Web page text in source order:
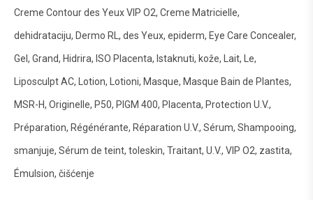
Creme Contour des Yeux VIP O2 Creme Matricielle
dehidrataciju Dermo RL des Yeux epiderm Eye Care Concealer
Gel Grand Hidrira ISO Placenta Istaknuti kože Lait Le
Liposculpt AC Lotion Lotioni Masque Masque Bain de Plantes
MSR-H Originelle P50 PIGM 400 Placenta Protection U.V.
Préparation Régénérante Réparation U.V. Sérum Shampooing
smanjuje Sérum de teint toleskin Traitant U.V. VIP O2 zastita
Émulsion čišćenje